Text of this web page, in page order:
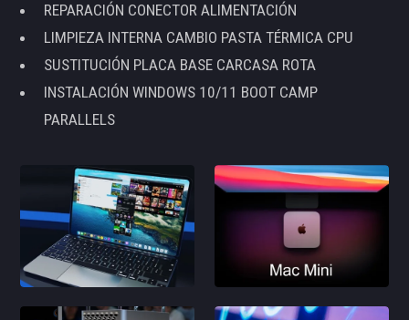
REPARACIÓN CONECTOR ALIMENTACIÓN
LIMPIEZA INTERNA CAMBIO PASTA TÉRMICA CPU
SUSTITUCIÓN PLACA BASE CARCASA ROTA
INSTALACIÓN WINDOWS 10/11 BOOT CAMP
PARALLELS